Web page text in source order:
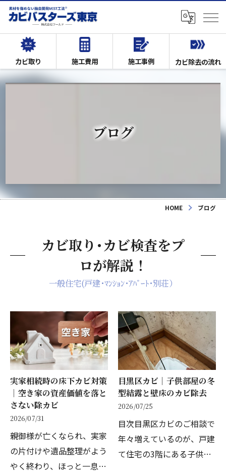
カビ取り 施工費用 施工事例 カビ除去の流れ
ブログ
HOME ブログ
カビ取り･カビ検査をプ
ロが解説！
一般住宅(戸建･ﾏﾝｼｮﾝ･ｱﾊﾟｰﾄ･別荘）
実家相続時の床下カビ対策
｜空き家の資産価値を落と
さない除カビ
2026/07/31
親御様が亡くなられ、実家
の片付けや遺品整理がよう
やく終わり、ほっと一息つ
目黒区カビ｜子供部屋の冬
型結露と壁床のカビ除去
2026/07/25
目次目黒区カビのご相談で
年々増えているのが、戸建
て住宅の3階にある子供部